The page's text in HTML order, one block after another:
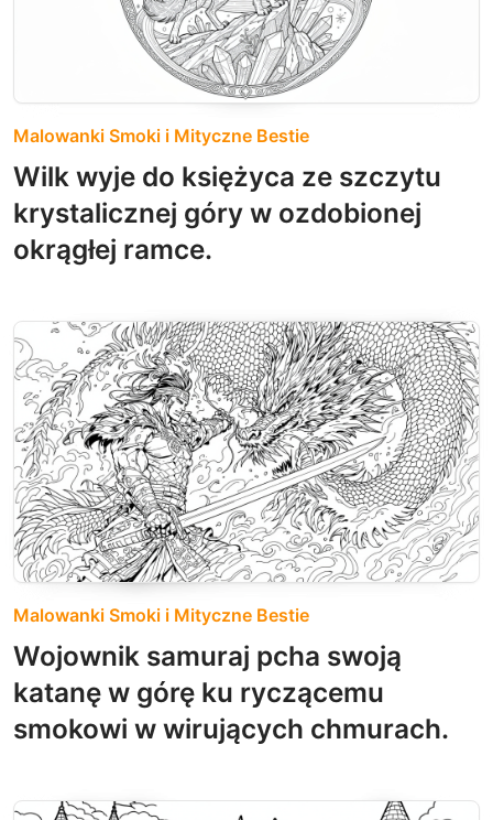
Malowanki Smoki i Mityczne Bestie
Wilk wyje do księżyca ze szczytu
krystalicznej góry w ozdobionej
okrągłej ramce.
Malowanki Smoki i Mityczne Bestie
Wojownik samuraj pcha swoją
katanę w górę ku ryczącemu
smokowi w wirujących chmurach.